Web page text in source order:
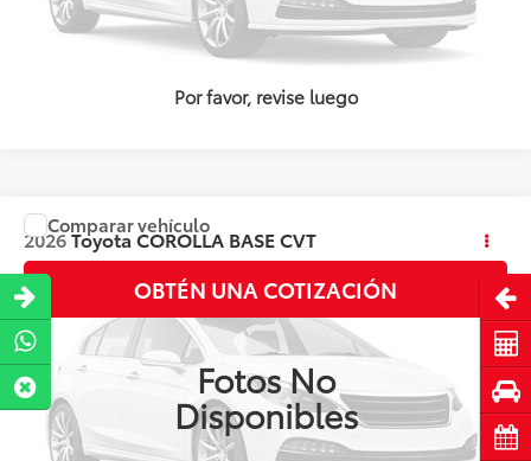
Por favor, revise luego
Fotos No
Disponibles
2026ToyotaCOROLLA BASE CVT
Valores:
Disponible Int.
Precio: Llámanos para Obtener el Precio
OBTÉN UNA COTIZACIÓN
Comparar vehículo